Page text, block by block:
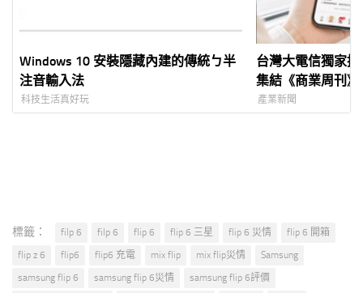
Windows 10 安裝隱藏內建的傳統ㄅ半
注音輸入法
科技生活真好玩
台灣大電信獨家
集結《商業周刊
堂商務課程 首 3
產業新聞
標籤： filp 6 filp 6 flip 6 flip 6 三星 flip 6 災情
flip 6 開箱
flip z 6
flip6 flip6 充電 mix flip mix flip災情
Samsung
samsung flip 6
samsung flip 6災情
samsung flip 6評價